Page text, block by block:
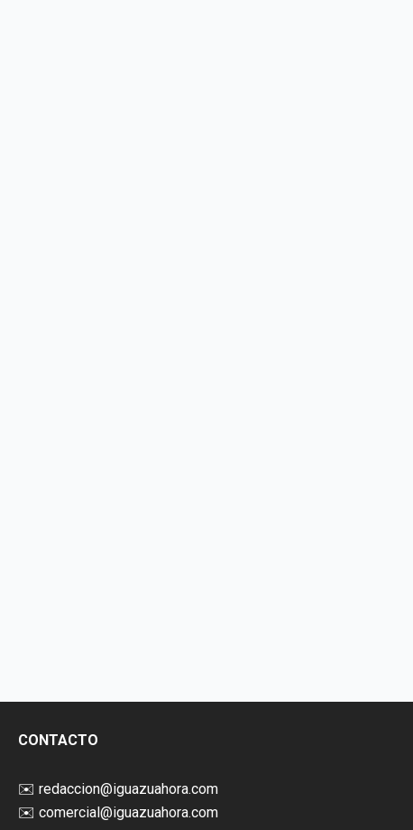
CONTACTO
✉️ redaccion@iguazuahora.com
✉️ comercial@iguazuahora.com